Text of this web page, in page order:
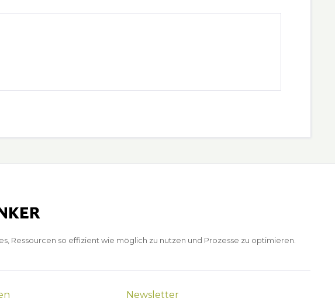
Ressourcen so effizient wie möglich zu nutzen und Prozesse zu optimieren.
Newsletter